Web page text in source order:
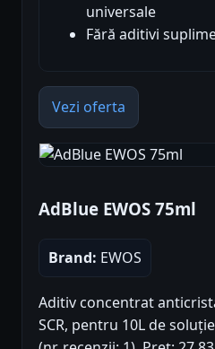
universale
Fără aditivi
Vezi oferta
AdBlue EWOS 75ml
Brand: EWOS
Aditiv concentrat
SCR, pentru 10L de